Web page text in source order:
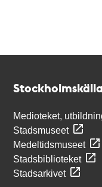
Medioteket,
Stadsmuseet
Medeltidsmuseet
Stadsbiblioteket
Stadsarkivet